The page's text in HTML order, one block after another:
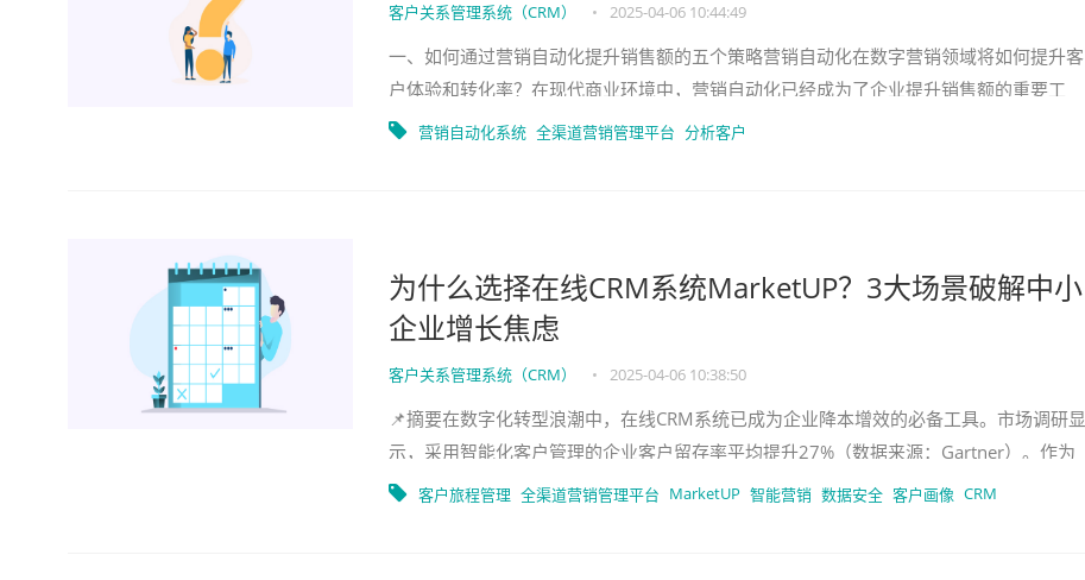
客户关系管理系统（CRM） • 2025-04-06 10:44:49
一、如何通过营销自动化提升销售额的五个策略营销自动化在数字营销领域将如何提升客
户体验和转化率？在现代商业环境中，营销自动化已经成为了企业提升销售额的重要工
具。随着科技的发展，企业能够更高效地管理客户关
营销自动化系统 全渠道营销管理平台 分析客户
为什么选择在线CRM系统MarketUP？3大场景破解中小
企业增长焦虑
客户关系管理系统（CRM） • 2025-04-06 10:38:50
📌摘要在数字化转型浪潮中，在线CRM系统已成为企业降本增效的必备工具。市场调研显
示，采用智能化客户管理的企业客户留存率平均提升27%（数据来源：Gartner）。作为
专注中小企业场景的MarketUP
客户旅程管理 全渠道营销管理平台 MarketUP 智能营销 数据安全 客户画像 CRM